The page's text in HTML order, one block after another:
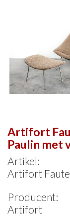
Artifort
Paulin met
Artikel:
Artifort
Producent:
Artifort